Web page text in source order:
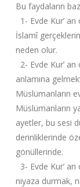
Bu faydaların
1- Evde Kur’
İslamî gerçeklerin
neden olur.
2- Evde Kur’ an
anlamına
Müslümanların
Müslümanların
ayetler, bu sesi
derinliklerinde
gönüllerinde.
3- Evde Kur’
niyaza durmak,